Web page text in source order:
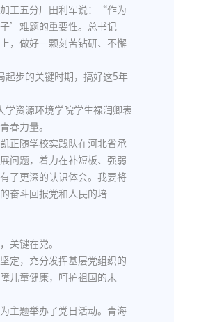
工五分厂田利军说：“作为
’难题的重要性。总书记
，做好一颗刻苦钻研、不懈
起步的关键时期，搞好这5年
资源环境学院学生禄润卿表
春力量。
正随学校实践队在河北省承
问题，着力在补短板、强弱
了更深的认识体会。我要将
奋斗回报党和人民的培
关键在党。
定，充分发挥基层党组织的
儿童健康，呵护祖国的未
主题举办了党日活动。青海